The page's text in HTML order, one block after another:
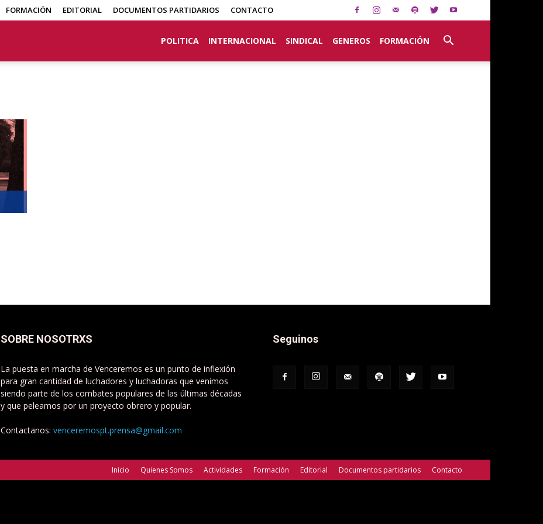
FORMACIÓN EDITORIAL DOCUMENTOS PARTIDARIOS CONTACTO
POLITICA INTERNACIONAL SINDICAL GENEROS FORMACIÓN
SOBRE NOSOTRXS
La puesta en marcha de Venceremos es un punto de inflexión
para gran cantidad de luchadores y luchadoras que venimos
siendo parte de los combates populares de las últimas décadas
y que peleamos por un proyecto obrero y popular.
Contactanos: venceremospt.prensa@gmail.com
Seguinos
Inicio Quienes Somos Actividades Formación Editorial Documentos partidarios Contacto